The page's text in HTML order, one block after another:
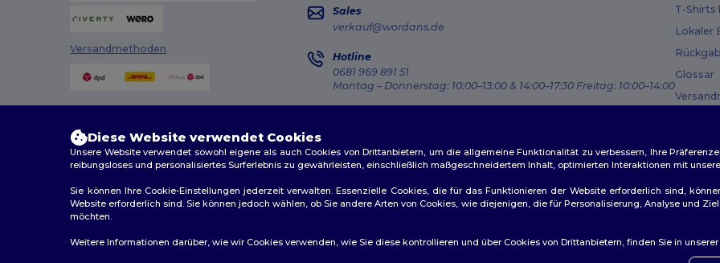
Versandmethoden
Sales
verkauf@wordans.de
Hotline
0681 969 891 51
Montag – Donnerstag: 10:00–13:00 & 14:00–17:30 Freitag: 10:00–14:00
T-Shirts
Lokaler
Glossar
2026. Alle Rechte vorbehalten
Diese Website verwendet Cookies
Unsere Website verwendet sowohl eigene als auch Cookies von Drittanbietern, um die allgemeine Funktionalität zu verbessern, Ihre
reibungsloses und personalisiertes Surferlebnis zu gewährleisten, einschließlich maßgeschneidertem Inhalt, optimierten Interaktionen mit
Sie können Ihre Cookie-Einstellungen jederzeit verwalten. Essenzielle Cookies, die für das Funktionieren der Website erforderlich sind,
Website erforderlich sind. Sie können jedoch wählen, ob Sie andere Arten von Cookies, wie diejenigen, die für Personalisierung, Analyse und
möchten.
Weitere Informationen darüber, wie wir Cookies verwenden, wie Sie diese kontrollieren und über Cookies von Drittanbietern, finden Sie in
👋